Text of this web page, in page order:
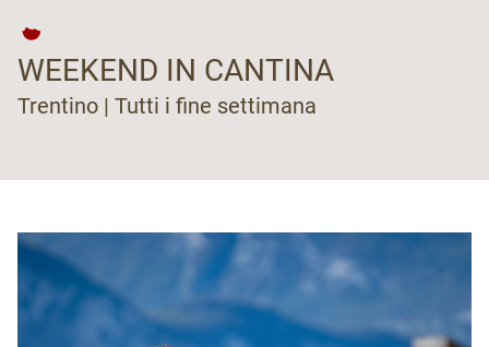
WEEKEND IN CANTINA
Trentino | Tutti i fine settimana